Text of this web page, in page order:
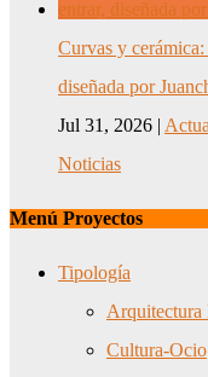
Curvas y
diseñada por
Jul 31, 2026 |
Noticias
Menú Proyectos
Tipología
Arquitectura
Cultura-Ocio